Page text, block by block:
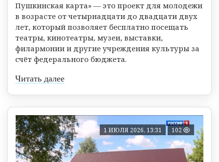
Пушкинская карта» — это проект для молодежи
в возрасте от четырнадцати до двадцати двух
лет, который позволяет бесплатно посещать
театры, кинотеатры, музеи, выставки,
филармонии и другие учреждения культуры за
счёт федерального бюджета.
Читать далее
1 ИЮЛЯ 2026, 13:31 102